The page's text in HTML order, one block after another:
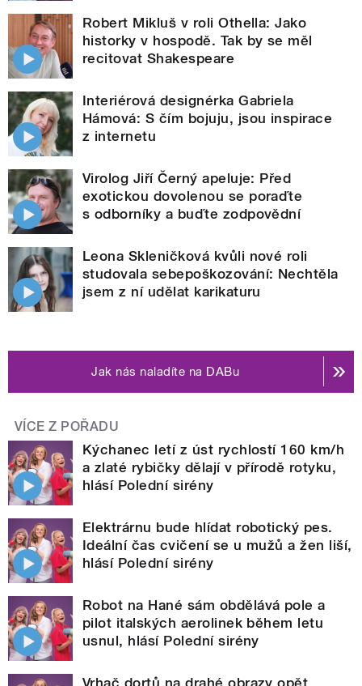
Robert Mikluš v roli Othella: Jako
historky v hospodě. Tak by se měl
recitovat Shakespeare
Interiérová designérka Gabriela
Hámová: S čím bojuju, jsou inspirace
z internetu
Virolog Jiří Černý apeluje: Před
exotickou dovolenou se poraďte
s odborníky a buďte zodpovědní
Leona Skleničková kvůli nové roli
studovala sebepoškozování: Nechtěla
jsem z ní udělat karikaturu
Jak nás naladíte na DABu
VÍCE Z POŘADU
Kýchanec letí z úst rychlostí 160 km/h
a zlaté rybičky dělají v přírodě rotyku,
hlásí Polední sirény
Elektrárnu bude hlídat robotický pes.
Ideální čas cvičení se u mužů a žen liší,
hlásí Polední sirény
Robot na Hané sám obdělává pole a
pilot italských aerolinek během letu
usnul, hlásí Polední sirény
Vrhač dortů na drahé obrazy opět